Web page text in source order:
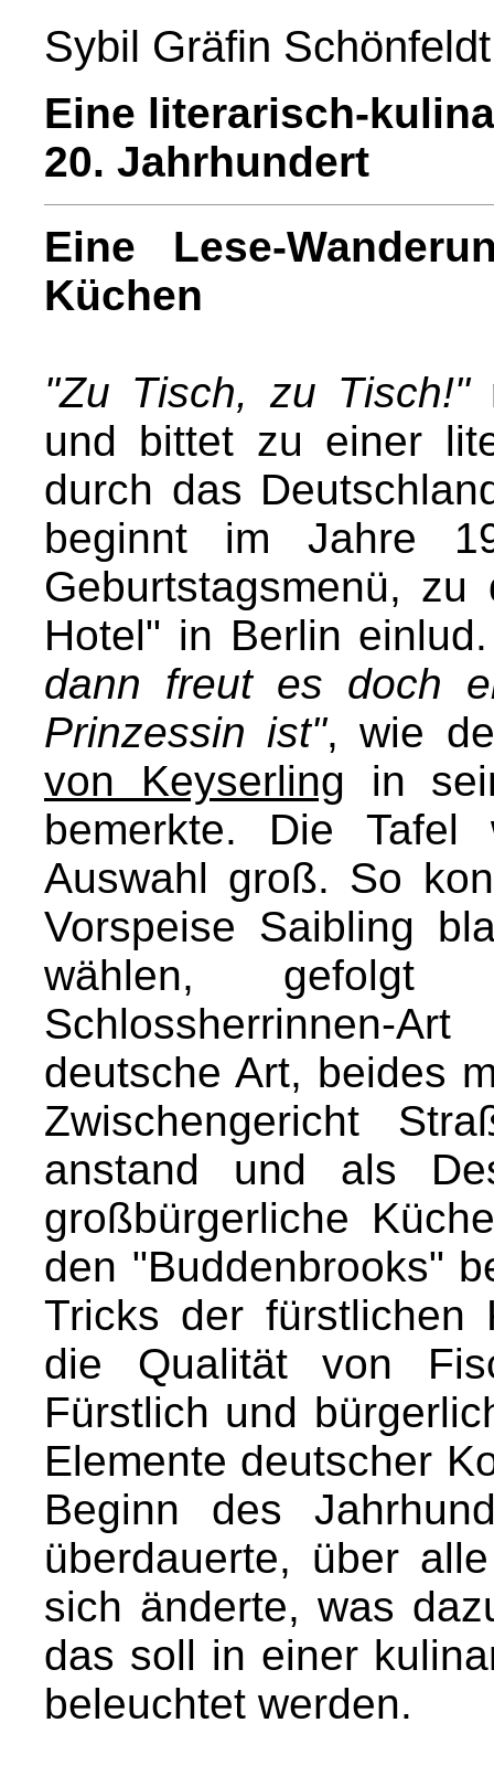
Sybil Gräfin
Eine literarisch-
20. Jahrhundert
Eine Lese-
Küchen
"Zu Tisch, zu Tisch!"
und bittet zu einer
durch das
beginnt im Jahre
Geburtstagsmenü,
Hotel" in Berlin
dann freut es doch
Prinzessin ist", wie
von Keyserling in
bemerkte. Die
Auswahl groß. So
Vorspeise Saibling
wählen, gefolgt
Schlossherrinnen-
deutsche Art, beides
Zwischengericht
anstand und als
großbürgerliche
den "Buddenbrooks"
Tricks der fürstlichen
die Qualität von
Fürstlich und
Elemente deutscher
Beginn des
überdauerte, über
sich änderte, was
das soll in einer
beleuchtet werden.